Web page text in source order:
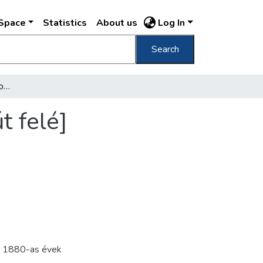
Statistics About us Log In
Search
[Lipótvárosi templom] [Homlokzat a Váczi út felé]
felé]
1880-as évek